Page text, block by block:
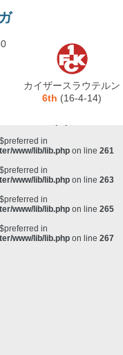
in
www/lib/lib.php
($haystack) of type string is
scorecenter/www/lib/lib.php
in
www/lib/lib.php on line257
in
www/lib/lib.php on line 261
in
www/lib/lib.php on line 263
in
www/lib/lib.php on line 265
in
www/lib/lib.php on line 267
カイザースラウテルン
6th (16-4-14)